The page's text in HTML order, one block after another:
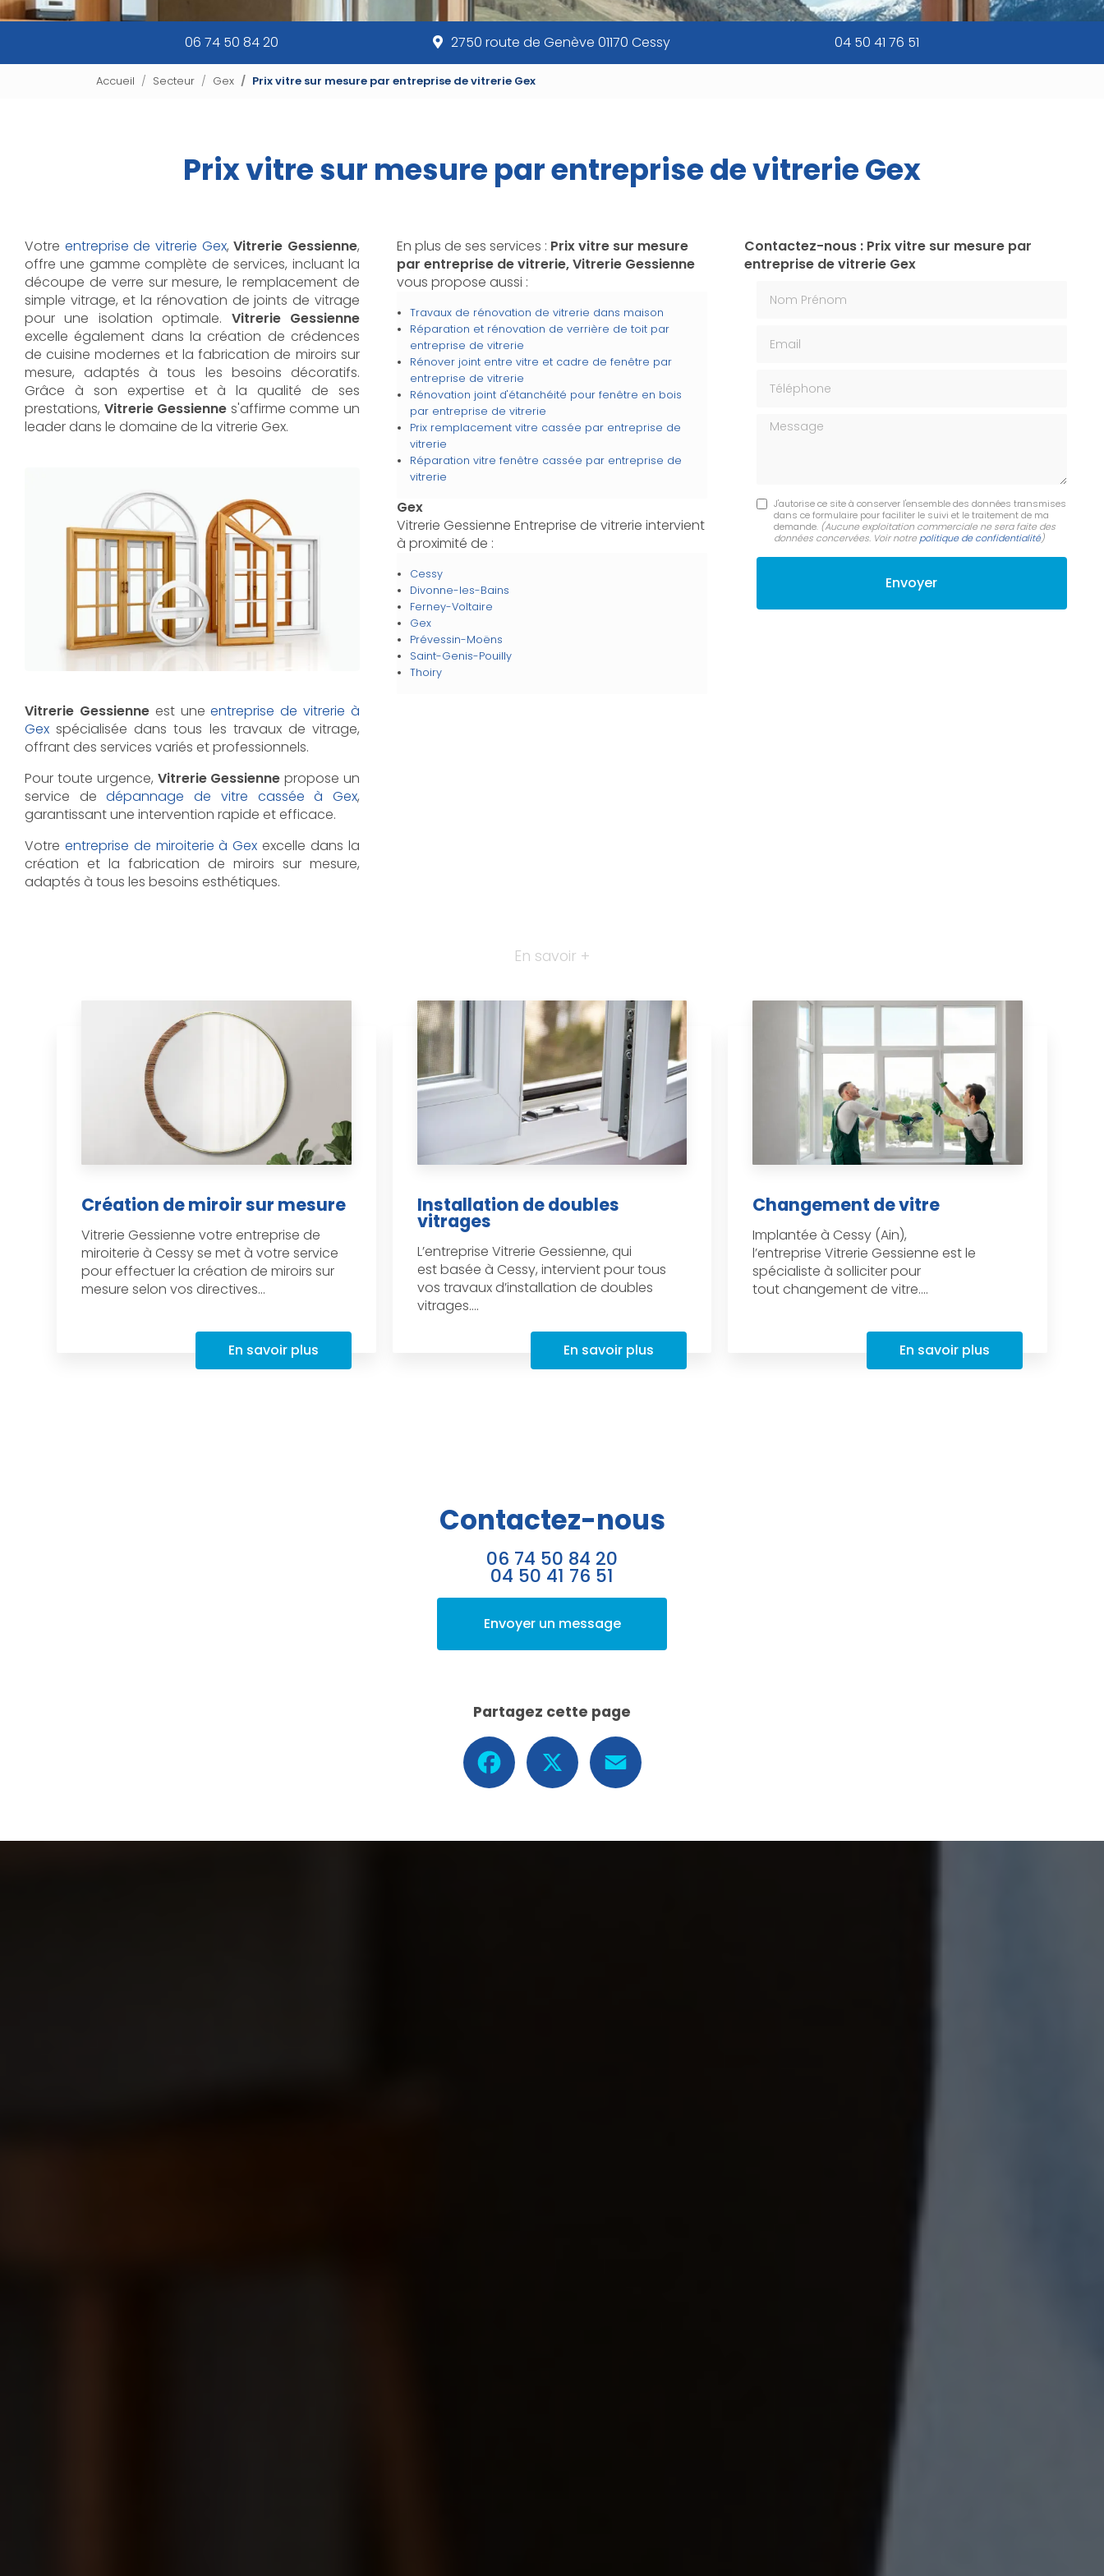
06 74 50 84 20 2750 route de Genève 01170 Cessy 04 50 41 76 51
Accueil Secteur Gex Prix vitre sur mesure par entreprise de vitrerie Gex
Prix vitre sur mesure par entreprise de vitrerie Gex
Votre entreprise de vitrerie Gex,Vitrerie Gessienne,
offre une gamme complète de services, incluant la
découpe de verre sur mesure, le remplacement de
simple vitrage, et la rénovation de joints de vitrage
pour une isolation optimale. Vitrerie Gessienne
excelle également dans la création de crédences
de cuisine modernes et la fabrication de miroirs sur
mesure, adaptés à tous les besoins décoratifs.
Grâce à son expertise et à la qualité de ses
prestations, Vitrerie Gessienne s'affirme comme un
leader dans le domaine de la vitrerie Gex.
Vitrerie Gessienneest uneentreprise de vitrerie à
Gex spécialisée dans tous les travaux de vitrage,
offrant des services variés et professionnels.
Pour toute urgence, Vitrerie Gessienne propose un
service dedépannage de vitre cassée à Gex,
garantissant une intervention rapide et efficace.
Votre entreprise de miroiterie à Gex excelle dans la
création et la fabrication de miroirs sur mesure,
adaptés à tous les besoins esthétiques.
En plus de ses services : Prix vitre sur mesure
par entreprise de vitrerie, Vitrerie Gessienne
vous propose aussi :
Travaux de rénovation de vitrerie dans maison
Réparation et rénovation de verrière de toit par
entreprise de vitrerie
Rénover joint entre vitre et cadre de fenêtre par
entreprise de vitrerie
Rénovation joint d'étanchéité pour fenêtre en bois
par entreprise de vitrerie
Prix remplacement vitre cassée par entreprise de
vitrerie
Réparation vitre fenêtre cassée par entreprise de
vitrerie
Gex
Vitrerie Gessienne Entreprise de vitrerie intervient
à proximité de :
Cessy
Divonne-les-Bains
Ferney-Voltaire
Gex
Prévessin-Moëns
Saint-Genis-Pouilly
Thoiry
Contactez-nous : Prix vitre sur mesure par
entreprise de vitrerie Gex
Message
J'autorise ce site à conserver l'ensemble des données transmises
dans ce formulaire pour faciliter le suivi et le traitement de ma
demande. (Aucune exploitation commerciale ne sera faite des
données concervées. Voir notrepolitique de confidentialité)
En savoir +
Création de miroir sur mesure
Vitrerie Gessienne votre entreprise de
miroiterie à Cessy se met à votre service
pour effectuer la création de miroirs sur
mesure selon vos directives...
En savoir plus
Installation de doubles
vitrages
L’entreprise Vitrerie Gessienne, qui
est basée à Cessy, intervient pour tous
vos travaux d’installation de doubles
vitrages....
En savoir plus
Changement de vitre
Implantée à Cessy (Ain),
l’entreprise Vitrerie Gessienne est le
spécialiste à solliciter pour
tout changement de vitre....
En savoir plus
Contactez-nous
06 74 50 84 20
04 50 41 76 51
Envoyer un message
Partagez cette page
Facebook